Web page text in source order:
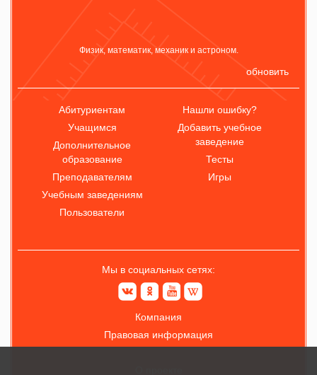
Физик, математик, механик и астроном.
обновить
Абитуриентам
Учащимся
Дополнительное
образование
Преподавателям
Учебным заведениям
Пользователи
Нашли ошибку?
Добавить учебное
заведение
Тесты
Игры
Мы в социальных сетях:
Компания
Правовая информация